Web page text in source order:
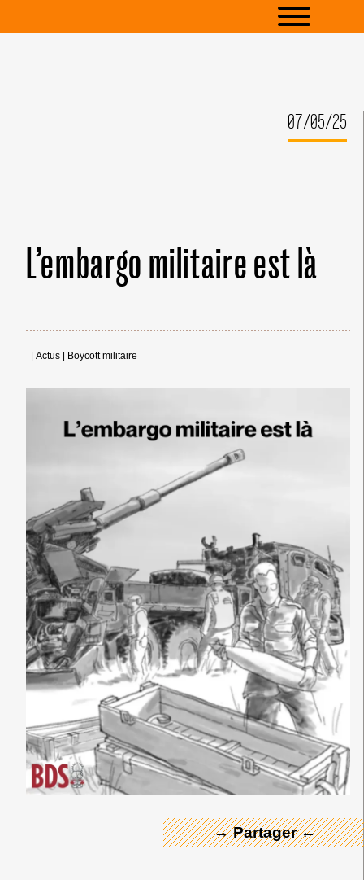
07/05/25
L’embargo militaire est là
Actus Boycott militaire
→ Partager ←
← Merci ! →